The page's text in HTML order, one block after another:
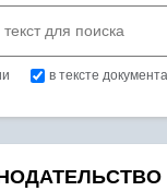
в тексте документа